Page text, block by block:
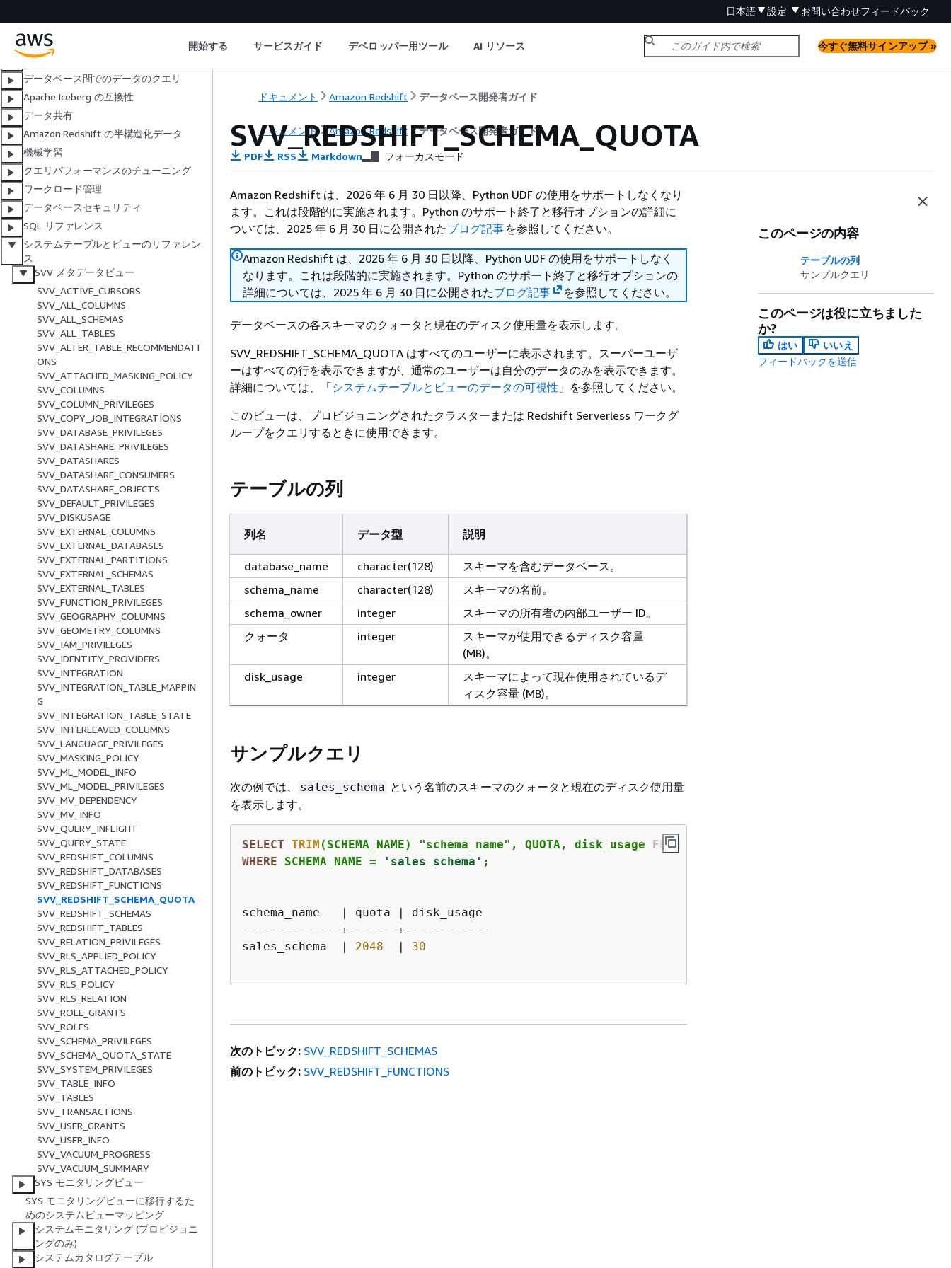
日本語 設定 お問い合わせフィードバック
開始する サービスガイド デベロッパー用ツール AI リソース 今すぐ無料サインアップ »
フェデレーティッドアクセス許可
Amazon Redshift Spectrum
HyperLogLog スケッチ
データベース間でのデータのクエリ
Apache Iceberg の互換性
データ共有
Amazon Redshift の半構造化データ
機械学習
クエリパフォーマンスのチューニング
ワークロード管理
データベースセキュリティ
SQL リファレンス
システムテーブルとビューのリファレン
ス
SVV メタデータビュー
SVV_ACTIVE_CURSORS
SVV_ALL_COLUMNS
SVV_ALL_SCHEMAS
SVV_ALL_TABLES
SVV_ALTER_TABLE_RECOMMENDATI
ONS
SVV_ATTACHED_MASKING_POLICY
SVV_COLUMNS
SVV_COLUMN_PRIVILEGES
SVV_COPY_JOB_INTEGRATIONS
SVV_DATABASE_PRIVILEGES
SVV_DATASHARE_PRIVILEGES
SVV_DATASHARES
SVV_DATASHARE_CONSUMERS
SVV_DATASHARE_OBJECTS
SVV_DEFAULT_PRIVILEGES
SVV_DISKUSAGE
SVV_EXTERNAL_COLUMNS
SVV_EXTERNAL_DATABASES
SVV_EXTERNAL_PARTITIONS
SVV_EXTERNAL_SCHEMAS
SVV_EXTERNAL_TABLES
SVV_FUNCTION_PRIVILEGES
SVV_GEOGRAPHY_COLUMNS
SVV_GEOMETRY_COLUMNS
SVV_IAM_PRIVILEGES
SVV_IDENTITY_PROVIDERS
SVV_INTEGRATION
SVV_INTEGRATION_TABLE_MAPPIN
G
SVV_INTEGRATION_TABLE_STATE
SVV_INTERLEAVED_COLUMNS
SVV_LANGUAGE_PRIVILEGES
SVV_MASKING_POLICY
SVV_ML_MODEL_INFO
SVV_ML_MODEL_PRIVILEGES
SVV_MV_DEPENDENCY
SVV_MV_INFO
SVV_QUERY_INFLIGHT
SVV_QUERY_STATE
SVV_REDSHIFT_COLUMNS
SVV_REDSHIFT_DATABASES
SVV_REDSHIFT_FUNCTIONS
SVV_REDSHIFT_SCHEMA_QUOTA
SVV_REDSHIFT_SCHEMAS
SVV_REDSHIFT_TABLES
SVV_RELATION_PRIVILEGES
SVV_RLS_APPLIED_POLICY
SVV_RLS_ATTACHED_POLICY
SVV_RLS_POLICY
SVV_RLS_RELATION
SVV_ROLE_GRANTS
SVV_ROLES
SVV_SCHEMA_PRIVILEGES
SVV_SCHEMA_QUOTA_STATE
SVV_SYSTEM_PRIVILEGES
SVV_TABLE_INFO
SVV_TABLES
SVV_TRANSACTIONS
SVV_USER_GRANTS
SVV_USER_INFO
SVV_VACUUM_PROGRESS
SVV_VACUUM_SUMMARY
SYS モニタリングビュー
SYS モニタリングビューに移行するた
めのシステムビューマッピング
システムモニタリング (プロビジョニ
ングのみ)
システムカタログテーブル
ドキュメント Amazon Redshift データベース開発者ガイド
ドキュメント Amazon Redshift データベース開発者ガイド
SVV_REDSHIFT_SCHEMA_QUOTA
PDF RSS Markdown フォーカスモード
Amazon Redshift は、2026 年 6 月 30 日以降、Python UDF の使用をサポートしなくなり
ます。これは段階的に実施されます。Python のサポート終了と移行オプションの詳細に
ついては、2025 年 6 月 30 日に公開されたブログ記事 を参照してください。
Amazon Redshift は、2026 年 6 月 30 日以降、Python UDF の使用をサポートしなく
なります。これは段階的に実施されます。Python のサポート終了と移行オプションの
詳細については、2025 年 6 月 30 日に公開されたブログ記事 を参照してください。
データベースの各スキーマのクォータと現在のディスク使用量を表示します。
SVV_REDSHIFT_SCHEMA_QUOTA はすべてのユーザーに表示されます。スーパーユーザ
ーはすべての行を表示できますが、通常のユーザーは自分のデータのみを表示できます。
詳細については、「システムテーブルとビューのデータの可視性 」を参照してください。
このビューは、プロビジョニングされたクラスターまたは Redshift Serverless ワークグ
ループをクエリするときに使用できます。
テーブルの列
列名 データ型 説明
database_name character(128)
スキーマを含むデータベース。
schema_name
character(128)
スキーマの名前。
schema_owner
integer
スキーマの所有者の内部ユーザー ID。
クォータ
integer
スキーマが使用できるディスク容量
(MB)。
disk_usage
integer
スキーマによって現在使用されているデ
ィスク容量 (MB)。
サンプルクエリ
次の例では、 sales_schema という名前のスキーマのクォータと現在のディスク使用量
を表示します。
SELECT TRIM (SCHEMA_NAME) "schema_name", QUOTA, disk_usage FROM
WHERE SCHEMA_NAME = 'sales_schema' ;
schema_name | quota |
--------------+-------+------------
sales_schema
| 2048 | 30
このページの内容
テーブルの列
サンプルクエリ
このページは役に立ちました
か?
はい
いいえ
フィードバックを送信
次のトピック: SVV_REDSHIFT_SCHEMAS
前のトピック: SVV_REDSHIFT_FUNCTIONS